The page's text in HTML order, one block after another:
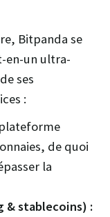
Bitpanda se
en-un ultra-
ses
:
de quoi
la
& stablecoins) :